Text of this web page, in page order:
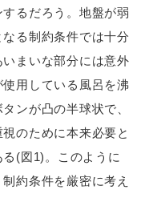
るだろう。地盤が弱
る制約条件では十分
まいな部分には意外
用している風呂を沸
ンが凸の半球状で、
のために本来必要と
(図1)。このように
約条件を厳密に考え